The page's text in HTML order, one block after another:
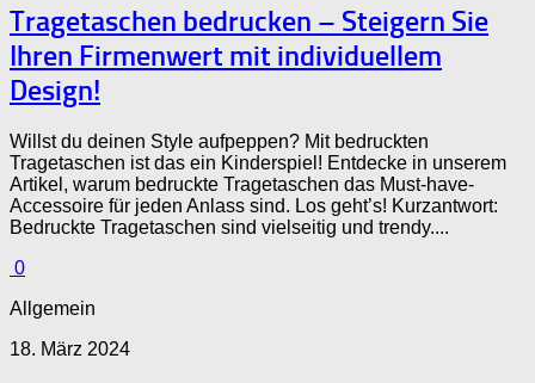
Tragetaschen bedrucken – Steigern Sie
Ihren Firmenwert mit individuellem
Design!
Willst du deinen Style aufpeppen? Mit bedruckten
Tragetaschen ist das ein Kinderspiel! Entdecke in unserem
Artikel, warum bedruckte Tragetaschen das Must-have-
Accessoire für jeden Anlass sind. Los geht’s! Kurzantwort:
Bedruckte Tragetaschen sind vielseitig und trendy....
0
Allgemein
18. März 2024